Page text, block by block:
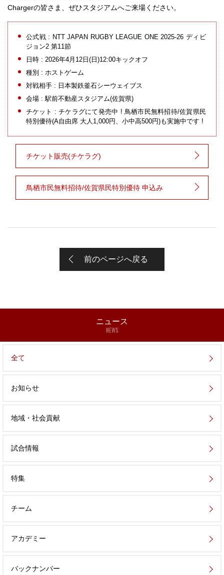
Chargerの皆さま、ぜひスタジアムへご来場ください。
公式戦 : NTT JAPAN RUGBY LEAGUE ONE 2025-26 ディビ
ジョン2 第11節
日時 : 2026年4月12日(日)12:00キックオフ
種別 : ホストゲーム
対戦相手 : 日本製鉄釜石シーウェイブス
会場 : 駅前不動産スタジアム(佐賀県)
チケット : チケラグにて発売中 ! 鳥栖市民無料招待/佐賀県民
特別優待(A自由席 大人1,000円、小中高500円)も実施中です !
チケット販売(チケラグ)
鳥栖市民無料招待/佐賀県民特別優待 申込み
前のページへ戻る
ニュース
NEWS
全て
お知らせ
地域・社会貢献
試合情報
特集
チーム
アカデミー
バックナンバー